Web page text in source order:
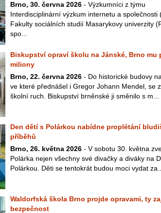
Brno, 30. června 2026 - Výzkumníci z týmu
Interdisciplinární výzkum internetu a společnosti
Fakulty sociálních studií Masarykovy univerzity
spo...
Biskupství opraví školu na Jánské, Brno mu
miliony
Brno, 22. června 2026 - Do historické budovy
ve které přednášel i Gregor Johann Mendel, se
školní ruch. Biskupství brněnské ji směnilo s m...
Den dětí s Polárkou nabídne proplétání
příběhů
Brno, 26. května 2026 - V sobotu 30. května
Polárka nejen všechny své divačky a diváky na
Polárkou. Děti se tentokrát budou moci vydat za...
Waldorfská škola Brno projde opravami, ty
bezpečnost